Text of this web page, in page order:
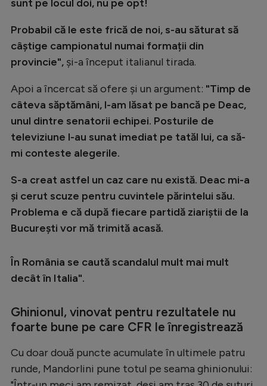
Ciclism
Alte sporturi
JO 2024
JO 2026
Creează cont
sunt pe locul doi, nu pe opt!
Probabil că le este frică de noi, s-au săturat să
câștige campionatul numai formații din
provincie", și-a început italianul tirada.
Apoi a încercat să ofere și un argument: "Timp de
câteva săptămâni, l-am lăsat pe bancă pe Deac,
unul dintre senatorii echipei. Posturile de
televiziune l-au sunat imediat pe tatăl lui, ca să-
mi conteste alegerile.
S-a creat astfel un caz care nu există. Deac mi-a
și cerut scuze pentru cuvintele părintelui său.
Problema e că după fiecare partidă ziariștii de la
București vor mă trimită acasă.
În România se caută scandalul mult mai mult
decât în Italia".
Ghinionul, vinovat pentru rezultatele nu
foarte bune pe care CFR le înregistrează
Cu doar două puncte acumulate în ultimele patru
runde, Mandorlini pune totul pe seama ghinionului: